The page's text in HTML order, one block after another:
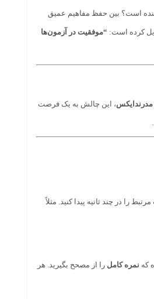
است؟ بین حفظ مفاهیم عمیق
کرده است: “موفقیت در آزمون‌ها
مدرندایکس، این چالش به یک فرصت
را در چند ثانیه پیدا کنید. مثلاً
که نمره کامل را از مصحح بگیرید. هر